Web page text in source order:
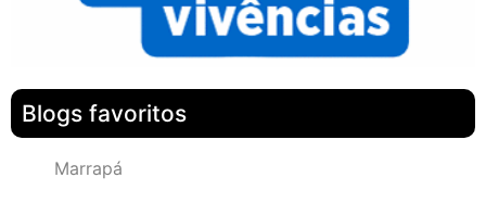
Blogs favoritos
Marrapá